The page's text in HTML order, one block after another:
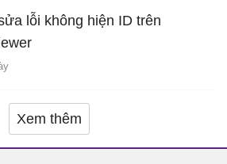
lỗi không hiện ID trên
Xem thêm